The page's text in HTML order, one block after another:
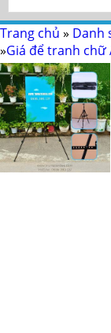
Trang chủ » Danh
»Giá để tranh chữ